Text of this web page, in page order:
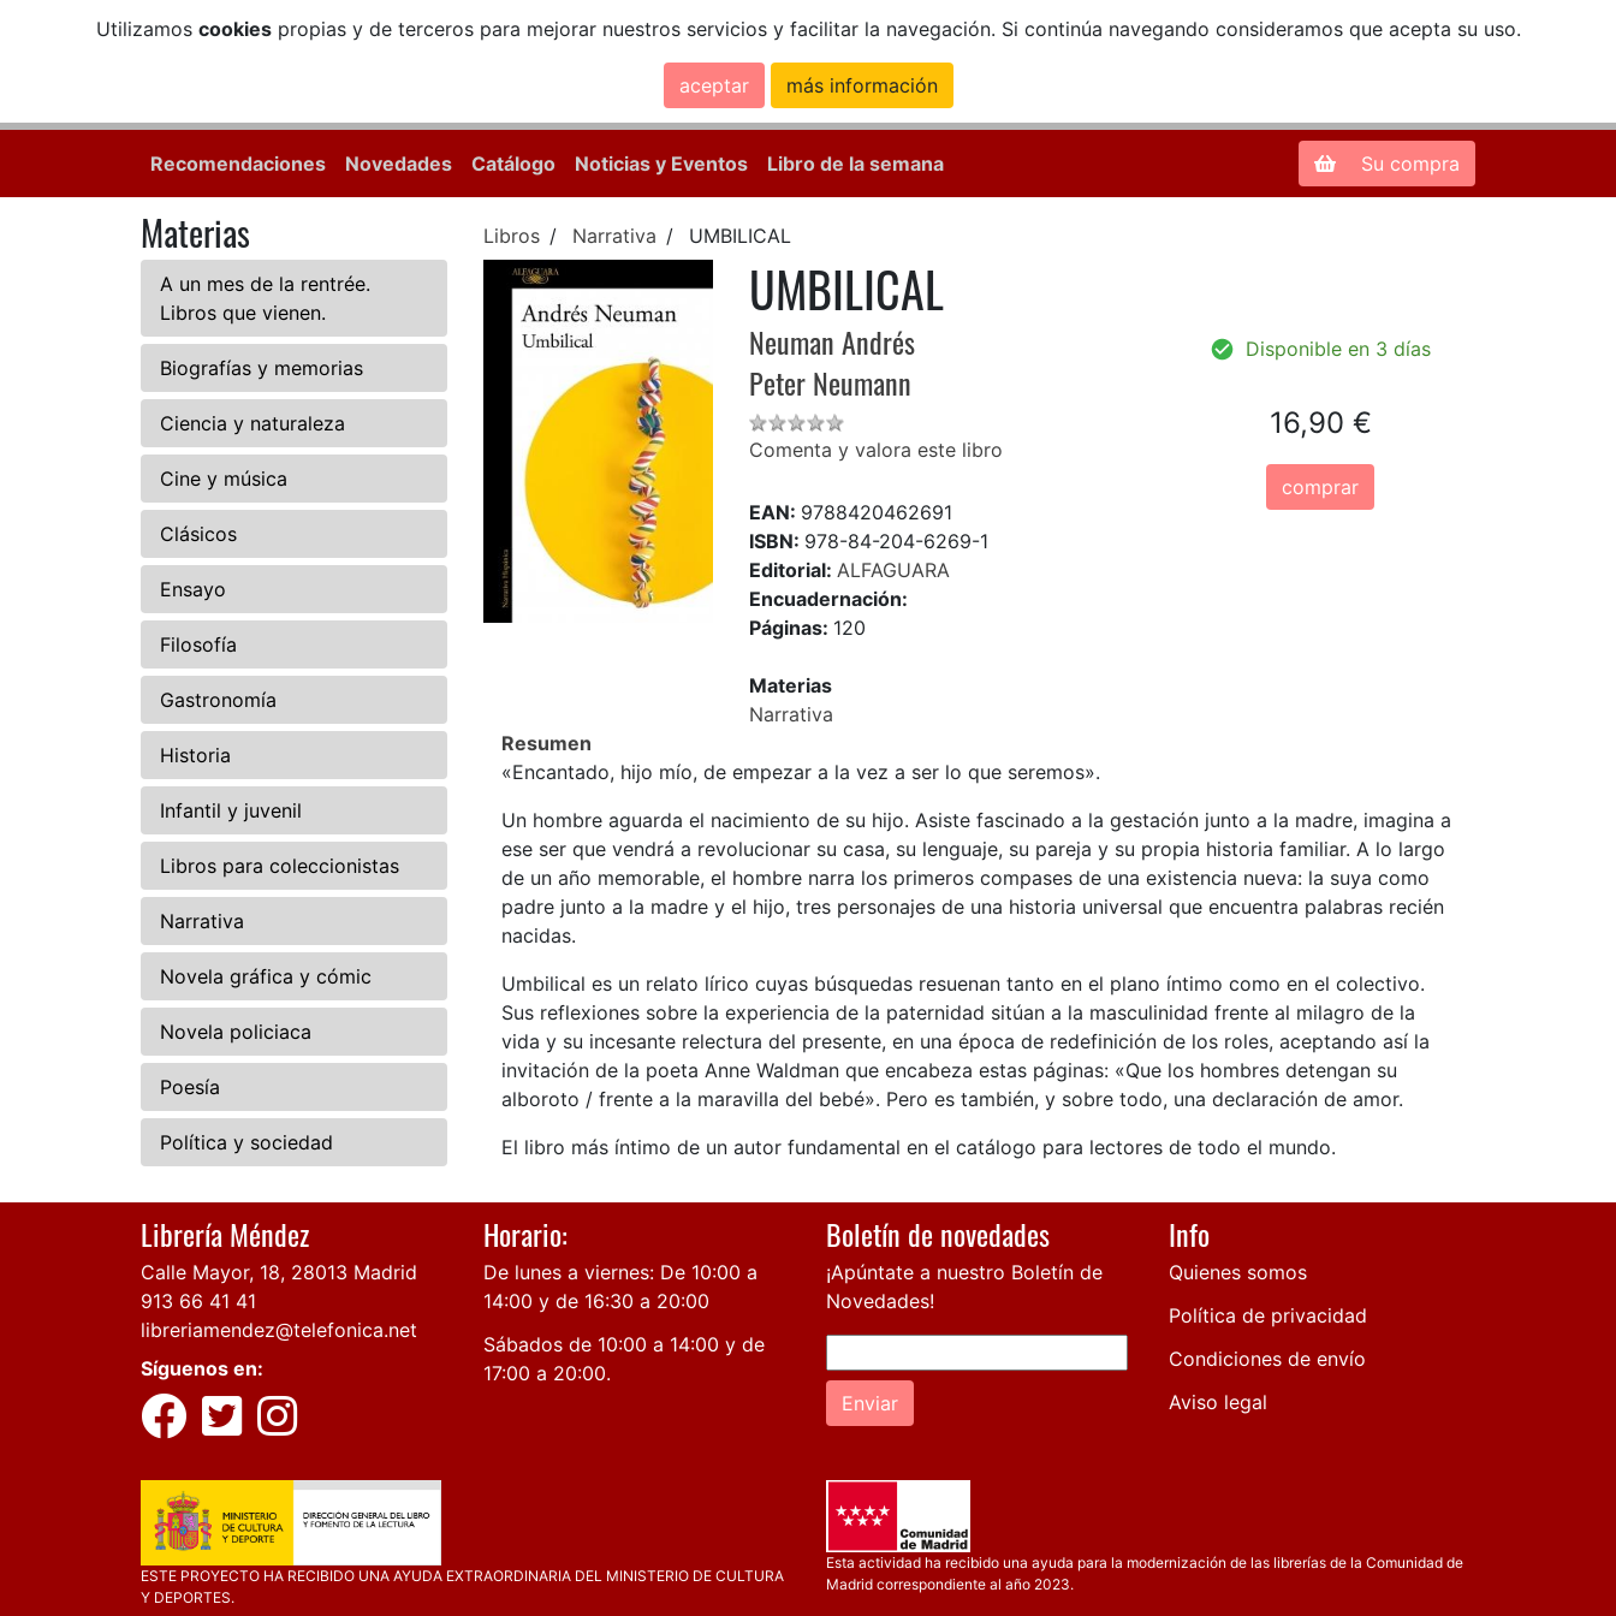
Utilizamos cookiespropias y de terceros para mejorar nuestros servicios y facilitar la navegación. Si continúa navegando consideramos que acepta su uso.
aceptar más información
Zona de Clientes
Recomendaciones Novedades Catálogo Noticias y Eventos Libro de la semana Su compra
Materias
A un mes de la rentrée.
Libros que vienen.
Biografías y memorias
Ciencia y naturaleza
Cine y música
Clásicos
Ensayo
Filosofía
Gastronomía
Historia
Infantil y juvenil
Libros para coleccionistas
Narrativa
Novela gráfica y cómic
Novela policiaca
Poesía
Política y sociedad
Libros Narrativa UMBILICAL
UMBILICAL
Neuman Andrés
Peter Neumann
Comenta y valora este libro
EAN: 9788420462691
ISBN: 978-84-204-6269-1
Editorial:ALFAGUARA
Encuadernación:
Páginas: 120
Materias
Narrativa
Disponible en 3 días
16,90 €
comprar
Resumen
«Encantado, hijo mío, de empezar a la vez a ser lo que seremos».
Un hombre aguarda el nacimiento de su hijo. Asiste fascinado a la gestación junto a la madre, imagina a
ese ser que vendrá a revolucionar su casa, su lenguaje, su pareja y su propia historia familiar. A lo largo
de un año memorable, el hombre narra los primeros compases de una existencia nueva: la suya como
padre junto a la madre y el hijo, tres personajes de una historia universal que encuentra palabras recién
nacidas.
Umbilical es un relato lírico cuyas búsquedas resuenan tanto en el plano íntimo como en el colectivo.
Sus reflexiones sobre la experiencia de la paternidad sitúan a la masculinidad frente al milagro de la
vida y su incesante relectura del presente, en una época de redefinición de los roles, aceptando así la
invitación de la poeta Anne Waldman que encabeza estas páginas: «Que los hombres detengan su
alboroto / frente a la maravilla del bebé». Pero es también, y sobre todo, una declaración de amor.
El libro más íntimo de un autor fundamental en el catálogo para lectores de todo el mundo.
Librería Méndez
Calle Mayor, 18, 28013 Madrid
913 66 41 41
libreriamendez@telefonica.net
Síguenos en:
Horario:
De lunes a viernes: De 10:00 a
14:00 y de 16:30 a 20:00
Sábados de 10:00 a 14:00 y de
17:00 a 20:00.
Boletín de novedades
¡Apúntate a nuestro Boletín de
Novedades!
Enviar
Info
Quienes somos
Política de privacidad
Condiciones de envío
Aviso legal
ESTE PROYECTO HA RECIBIDO UNA AYUDA EXTRAORDINARIA DEL MINISTERIO DE CULTURA
Y DEPORTES.
Esta actividad ha recibido una ayuda para la modernización de las librerías de la Comunidad de
Madrid correspondiente al año 2023.